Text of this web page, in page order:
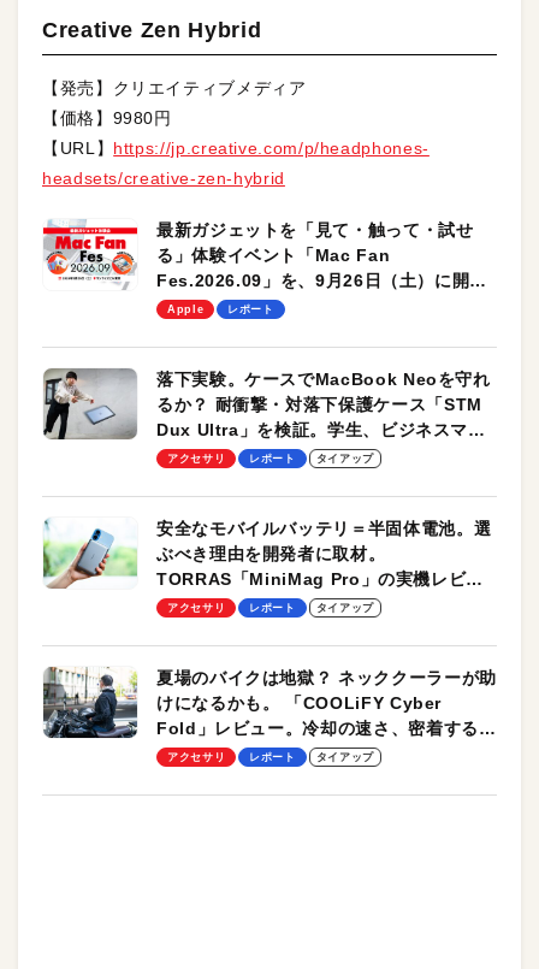
Creative Zen Hybrid
【発売】クリエイティブメディア
【価格】9980円
【URL】 https://jp.creative.com/p/headphones-
headsets/creative-zen-hybrid
最新ガジェットを「見て・触って・試せ
る」体験イベント「Mac Fan
Fes.2026.09」を、9月26日（土）に開催
します！
Apple レポート
落下実験。ケースでMacBook Neoを守れ
るか？ 耐衝撃・対落下保護ケース「STM
Dux Ultra」を検証。学生、ビジネスマン
のモバイルユースに最適！
アクセサリ レポート タイアップ
安全なモバイルバッテリ＝半固体電池。選
ぶべき理由を開発者に取材。
TORRAS「MiniMag Pro」の実機レビュ
ーも
アクセサリ レポート タイアップ
夏場のバイクは地獄？ ネッククーラーが助
けになるかも。 「COOLiFY Cyber
Fold」レビュー。冷却の速さ、密着する冷
却プレート、シンプルな操作性がグッド！
アクセサリ レポート タイアップ